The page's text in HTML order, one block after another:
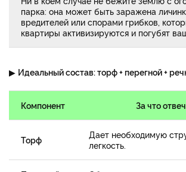
парка: она может быть заражена
вредителей или спорами грибков,
квартиры активизируются и погубят
▶ Идеальный состав: торф + перегной +
Компонент За что
Торф
Дает необходимую
легкость.